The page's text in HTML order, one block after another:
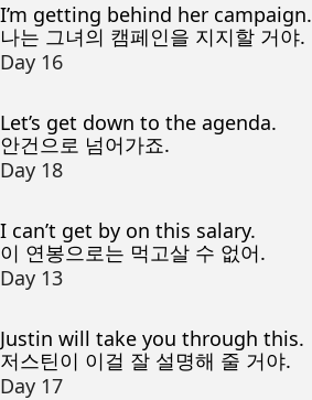
I’m getting behind her campaign.
나는 그녀의 캠페인을 지지할 거야.
Day 16
Let’s get down to the agenda.
안건으로 넘어가죠.
Day 18
I can’t get by on this salary.
이 연봉으로는 먹고살 수 없어.
Day 13
Justin will take you through this.
저스틴이 이걸 잘 설명해 줄 거야.
Day 17